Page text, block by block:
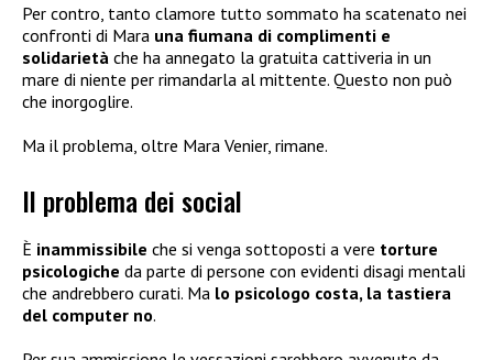
Per contro, tanto clamore tutto sommato ha scatenato nei
confronti di Mara una fiumana di complimenti e
solidarietà che ha annegato la gratuita cattiveria in un
mare di niente per rimandarla al mittente. Questo non può
che inorgoglire.
Ma il problema, oltre Mara Venier, rimane.
Il problema dei social
È inammissibile che si venga sottoposti a vere torture
psicologiche da parte di persone con evidenti disagi mentali
che andrebbero curati. Ma lo psicologo costa, la tastiera
del computer no.